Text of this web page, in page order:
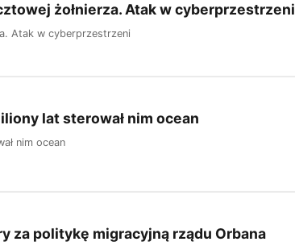
żołnierza. Atak w cyberprzestrzeni
Atak w cyberprzestrzeni
lat sterował nim ocean
nim ocean
za politykę migracyjną rządu Orbana